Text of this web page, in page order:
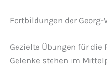
Fortbildungen der
Gezielte Übungen für
Gelenke stehen im